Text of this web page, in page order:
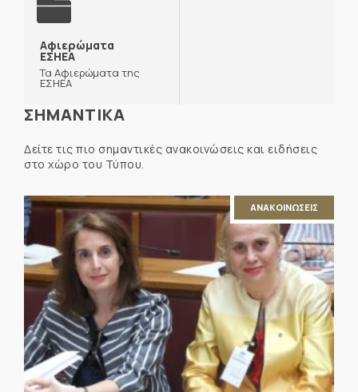
Αφιερώματα
ΕΣΗΕΑ
Τα Αφιερώματα της
ΕΣΗΕΑ
ΣΗΜΑΝΤΙΚΑ
Δείτε τις πιο σημαντικές ανακοινώσεις και ειδήσεις
στο χώρο του Τύπου.
ΑΝΑΚΟΙΝΩΣΕΙΣ